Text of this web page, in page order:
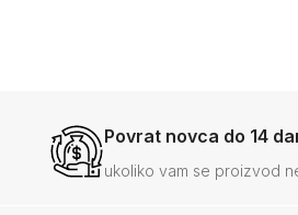
Povrat novca do 14
ukoliko vam se proizvod